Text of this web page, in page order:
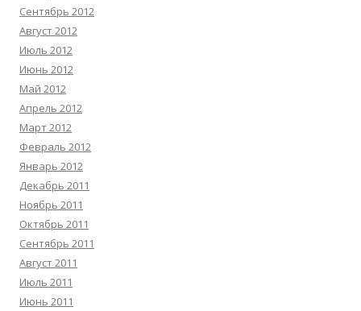
Сентябрь 2012
Август 2012
Июль 2012
Июнь 2012
Май 2012
Апрель 2012
Март 2012
Февраль 2012
Январь 2012
Декабрь 2011
Ноябрь 2011
Октябрь 2011
Сентябрь 2011
Август 2011
Июль 2011
Июнь 2011